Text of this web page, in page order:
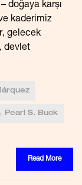
doğaya karşı
kaderimiz
gelecek
devlet
Pearl S. Buck
Read More